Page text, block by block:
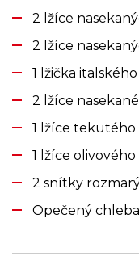
2 lžíce
2 lžíce
1 lžička
2 lžíce
1 lžíce tekutého
1 lžíce
2 snítky
Opečený